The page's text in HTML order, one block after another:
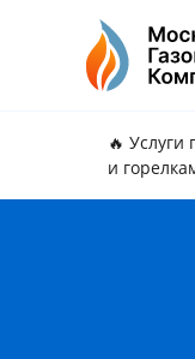
🔥 Услуги
и